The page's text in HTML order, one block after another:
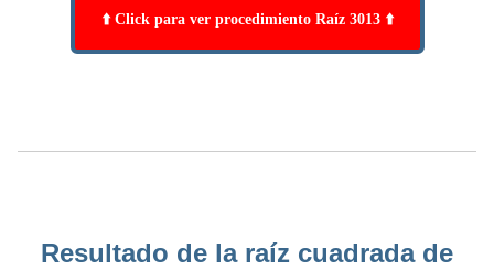
⬆️ Click para ver procedimiento Raíz 3013 ⬆️
Resultado de la raíz cuadrada de